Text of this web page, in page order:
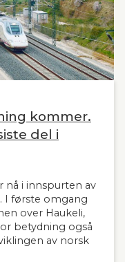
kommer.
del i
nå i innspurten av
I første omgang
over Haukeli,
betydning også
av norsk
oppdragsgiver